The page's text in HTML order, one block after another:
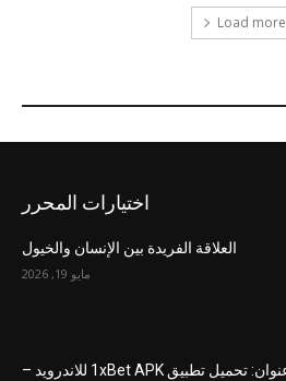
Load more
اختيارات المحرر
العلاقة الفريدة بين الإنسان والخيول
مايو 19, 2026
عنوان: تحميل تطبيق 1xBet APK للاندرويد –